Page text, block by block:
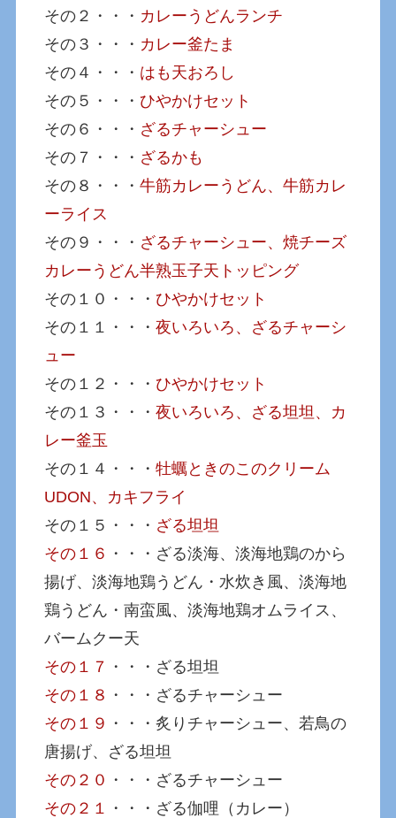
その２・・・ カレーうどんランチ
その３・・・ カレー釜たま
その４・・・ はも天おろし
その５・・・ひやかけセット
その６・・・ ざるチャーシュー
その７・・・ ざるかも
その８・・・牛筋カレーうどん、牛筋カレ
ーライス
その９・・・ ざるチャーシュー、焼チーズ
カレーうどん半熟玉子天トッピング
その１０・・・ひやかけセット
その１１・・・夜いろいろ、ざるチャーシ
ュー
その１２・・・ひやかけセット
その１３・・・夜いろいろ、ざる坦坦、カ
レー釜玉
その１４・・・牡蠣ときのこのクリーム
UDON、カキフライ
その１５・・・ ざる坦坦
その１６ ・・・ざる淡海、淡海地鶏のから
揚げ、淡海地鶏うどん・水炊き風、淡海地
鶏うどん・南蛮風、淡海地鶏オムライス、
バームクー天
その１７ ・・・ざる坦坦
その１８ ・・・ざるチャーシュー
その１９ ・・・炙りチャーシュー、若鳥の
唐揚げ、ざる坦坦
その２０ ・・・ざるチャーシュー
その２１ ・・・ざる伽哩（カレー）